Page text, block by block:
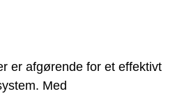
er afgørende for et effektivt
Med